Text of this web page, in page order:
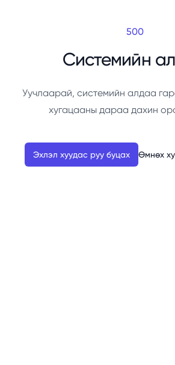
500
Системийн
Уучлаарай, системийн алдаа
хугацааны дараа дахин
Эхлэл хуудас руу буцах Өмнөх